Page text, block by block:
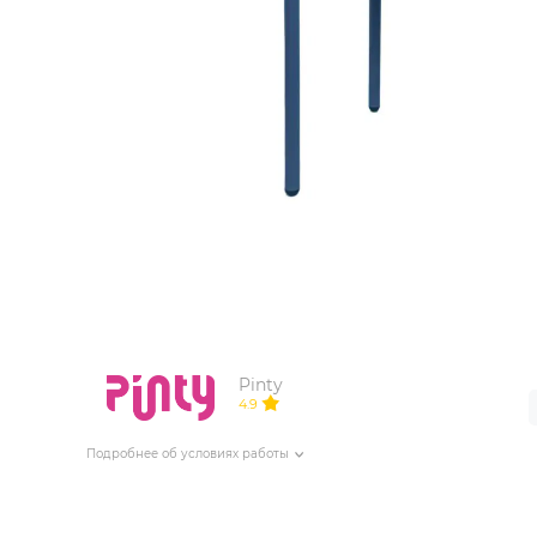
ТЕХНИЧЕСКОЕ ОБОРУДОВАНИЕ
Pinty
4.9
Подробнее об условиях работы